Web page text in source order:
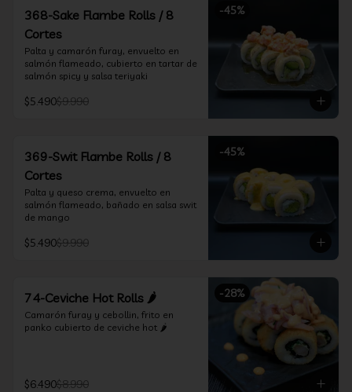
-45%
368-Sake Flambe Rolls / 8
Cortes
Palta y camarón furay, envuelto en
salmón flameado, cubierto en tartar de
salmón spicy y salsa teriyaki
$5.490$9.990
-45%
369-Swit Flambe Rolls / 8
Cortes
Palta y queso crema, envuelto en
salmón flameado, bañado en salsa swit
de mango
$5.490$9.990
-28%
74-Ceviche Hot Rolls 🌶️
Camarón furay y cebollin, frito en
panko cubierto de ceviche hot 🌶️
$6.490$8.990